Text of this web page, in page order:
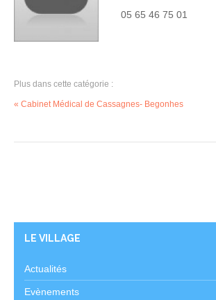
05 65 46 75 01
Plus dans cette catégorie :
« Cabinet Médical de Cassagnes- Begonhes
LE VILLAGE
Actualités
Evènements